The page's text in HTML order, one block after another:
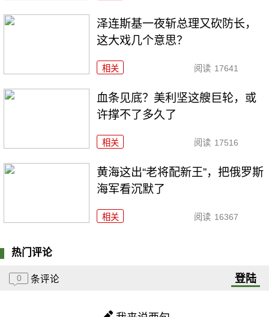
泽连斯基一夜斩总理又砍防长，
这大戏几个意思？
相关 阅读 17641
血条见底？美利坚这艘巨轮，或
许撑不了多久了
相关 阅读 17516
黄海这出“老将配新王”，把俄罗斯
海军看沉默了
相关 阅读 16367
热门评论
0 条评论 登陆